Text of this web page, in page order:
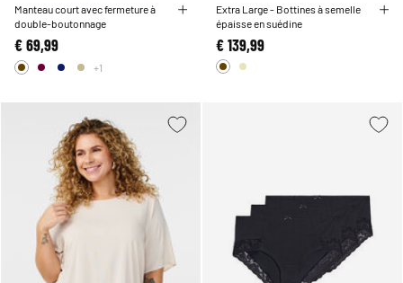
Manteau court avec fermeture à
double-boutonnage
€ 69,99
+1
Extra Large - Bottines à semelle
épaisse en suédine
€ 139,99